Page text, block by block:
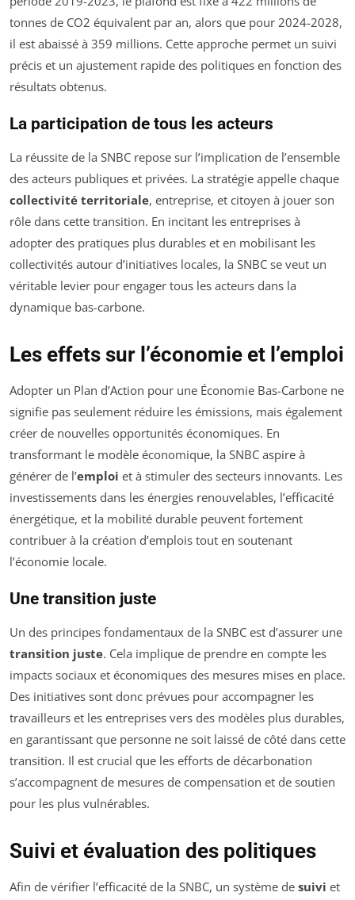
tonnes de CO2 équivalent par an, alors que pour 2024-2028,
il est abaissé à 359 millions. Cette approche permet un suivi
précis et un ajustement rapide des politiques en fonction des
résultats obtenus.
La participation de tous les acteurs
La réussite de la SNBC repose sur l’implication de l’ensemble
des acteurs publiques et privées. La stratégie appelle chaque
collectivité territoriale, entreprise, et citoyen à jouer son
rôle dans cette transition. En incitant les entreprises à
adopter des pratiques plus durables et en mobilisant les
collectivités autour d’initiatives locales, la SNBC se veut un
véritable levier pour engager tous les acteurs dans la
dynamique bas-carbone.
Les effets sur l’économie et l’emploi
Adopter un Plan d’Action pour une Économie Bas-Carbone ne
signifie pas seulement réduire les émissions, mais également
créer de nouvelles opportunités économiques. En
transformant le modèle économique, la SNBC aspire à
générer de l’emploi et à stimuler des secteurs innovants. Les
investissements dans les énergies renouvelables, l’efficacité
énergétique, et la mobilité durable peuvent fortement
contribuer à la création d’emplois tout en soutenant
l’économie locale.
Une transition juste
Un des principes fondamentaux de la SNBC est d’assurer une
transition juste. Cela implique de prendre en compte les
impacts sociaux et économiques des mesures mises en place.
Des initiatives sont donc prévues pour accompagner les
travailleurs et les entreprises vers des modèles plus durables,
en garantissant que personne ne soit laissé de côté dans cette
transition. Il est crucial que les efforts de décarbonation
s’accompagnent de mesures de compensation et de soutien
pour les plus vulnérables.
Suivi et évaluation des politiques
Afin de vérifier l’efficacité de la SNBC, un système de suivi et